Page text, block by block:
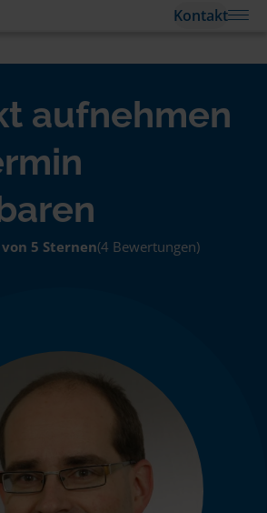
Kontakt
aufnehmen
von 5 Sternen(4 Bewertungen)